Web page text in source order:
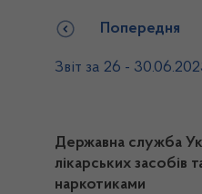
Попередня
Звіт за 26 -
Державна служба
лікарських засобів
наркотиками